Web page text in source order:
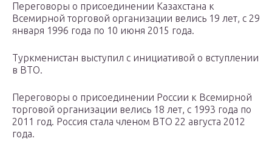
Переговоры о присоединении Казахстана к
Всемирной торговой организации велись 19 лет, с 29
января 1996 года по 10 июня 2015 года.
Туркменистан выступил с инициативой о вступлении
в ВТО.
Переговоры о присоединении России к Всемирной
торговой организации велись 18 лет, с 1993 года по
2011 год. Россия стала членом ВТО 22 августа 2012
года.